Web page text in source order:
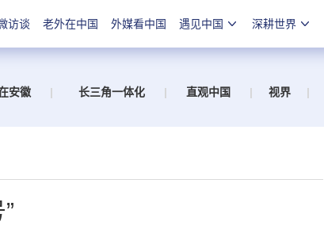
访谈 老外在中国 外媒看中国 遇见中国 深耕世界
安徽 | 长三角一体化 | 直观中国 | 视界 |